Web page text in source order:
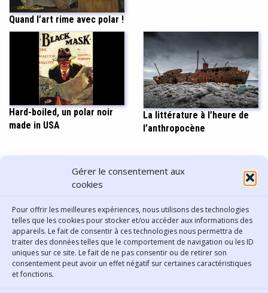
Gérer le consentement aux
cookies
Pour offrir les meilleures expériences, nous utilisons des technologies
telles que les cookies pour stocker et/ou accéder aux informations des
appareils. Le fait de consentir à ces technologies nous permettra de
traiter des données telles que le comportement de navigation ou les ID
uniques sur ce site. Le fait de ne pas consentir ou de retirer son
consentement peut avoir un effet négatif sur certaines caractéristiques
et fonctions.
Quand l’art rime avec polar !
Hard-boiled, un polar noir
made in USA
La littérature à l’heure de
l’anthropocène
PARTAGER CET ARTICLE